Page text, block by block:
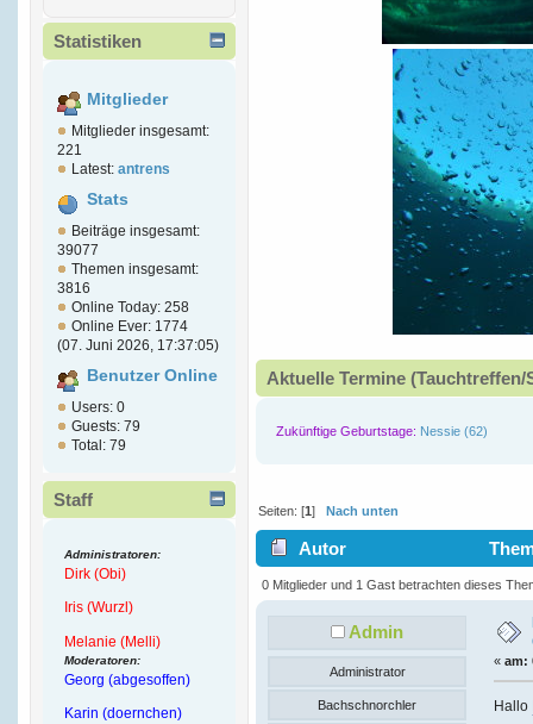
Statistiken
Mitglieder
Mitglieder insgesamt:
221
Latest: antrens
Stats
Beiträge insgesamt:
39077
Themen insgesamt:
3816
Online Today: 258
Online Ever: 1774
(07. Juni 2026, 17:37:05)
Benutzer Online
Users: 0
Guests: 79
Total: 79
Staff
Administratoren:
Dirk (Obi)
Iris (Wurzl)
Melanie (Melli)
Moderatoren:
Georg (abgesoffen)
Karin (doernchen)
Aktuelle Termine
Zukünftige Geburtstage: Nessie (62)
Seiten: [1]Nach unten
Autor
(Gelesen 10951 mal)
0 Mitglieder und 1 Gast betrachten dieses
Admin
Administrator
Bachschnorchler
« am:
Hallo